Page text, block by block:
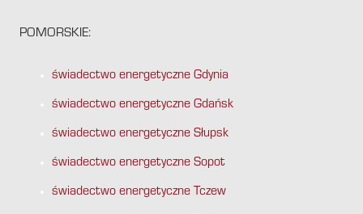
POMORSKIE:
świadectwo energetyczne Gdynia
świadectwo energetyczne Gdańsk
świadectwo energetyczne Słupsk
świadectwo energetyczne Sopot
świadectwo energetyczne Tczew